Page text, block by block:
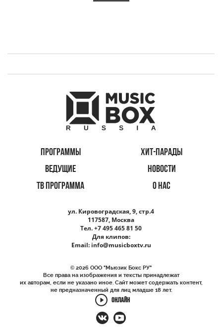
ПРОГРАММЫ
ХИТ-ПАРАДЫ
ВЕДУЩИЕ
НОВОСТИ
ТВ ПРОГРАММА
О НАС
ул. Кировоградская, 9, стр.4
117587, Москва
Тел. +7 495 465 81 50
Для клипов:
Email: info@musicboxtv.ru
© 2026 ООО "Мьюзик Бокс РУ"
Все права на изображения и тексты принадлежат
их авторам, если не указано иное. Сайт может содержать контент,
не предназначенный для лиц младше 18 лет.
ОНЛАЙН